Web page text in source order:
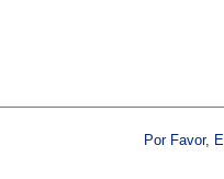
Por Favor,